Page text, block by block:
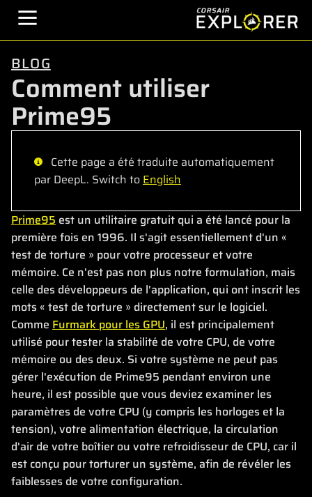
BLOG
Comment utiliser
Prime95
Cette page a été traduite automatiquement
par DeepL. Switch toEnglish
Prime95 est un utilitaire gratuit qui a été lancé pour la
première fois en 1996. Il s'agit essentiellement d'un «
test de torture » pour votre processeur et votre
mémoire. Ce n'est pas non plus notre formulation, mais
celle des développeurs de l'application, qui ont inscrit les
mots « test de torture » directement sur le logiciel.
Comme Furmark pour les GPU, il est principalement
utilisé pour tester la stabilité de votre CPU, de votre
mémoire ou des deux. Si votre système ne peut pas
gérer l'exécution de Prime95 pendant environ une
heure, il est possible que vous deviez examiner les
paramètres de votre CPU (y compris les horloges et la
tension), votre alimentation électrique, la circulation
d'air de votre boîtier ou votre refroidisseur de CPU, car il
est conçu pour torturer un système, afin de révéler les
faiblesses de votre configuration.